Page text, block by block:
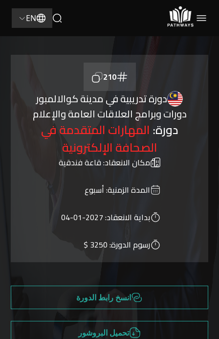
EN
210
دورة تدريبية في مدينة كوالالمبور
دورات وبرامج العلاقات العامة والإعلام
دورة: المهارات المتقدمة في
الصحافة الإلكترونية
مكان الانعقاد:قاعة فندقية
المدة الزمنية:أسبوع
بداية الانعقاد:2027-01-04
رسوم الدورة:3250 $
انسخ رابط الدورة
تحميل البروشور